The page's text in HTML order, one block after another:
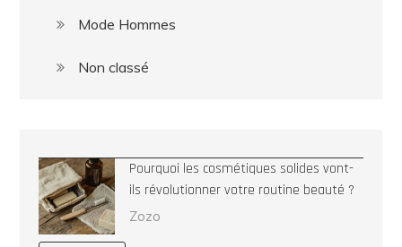
Mode Hommes
Non classé
Pourquoi les cosmétiques solides vont-
ils révolutionner votre routine beauté ?
Zozo